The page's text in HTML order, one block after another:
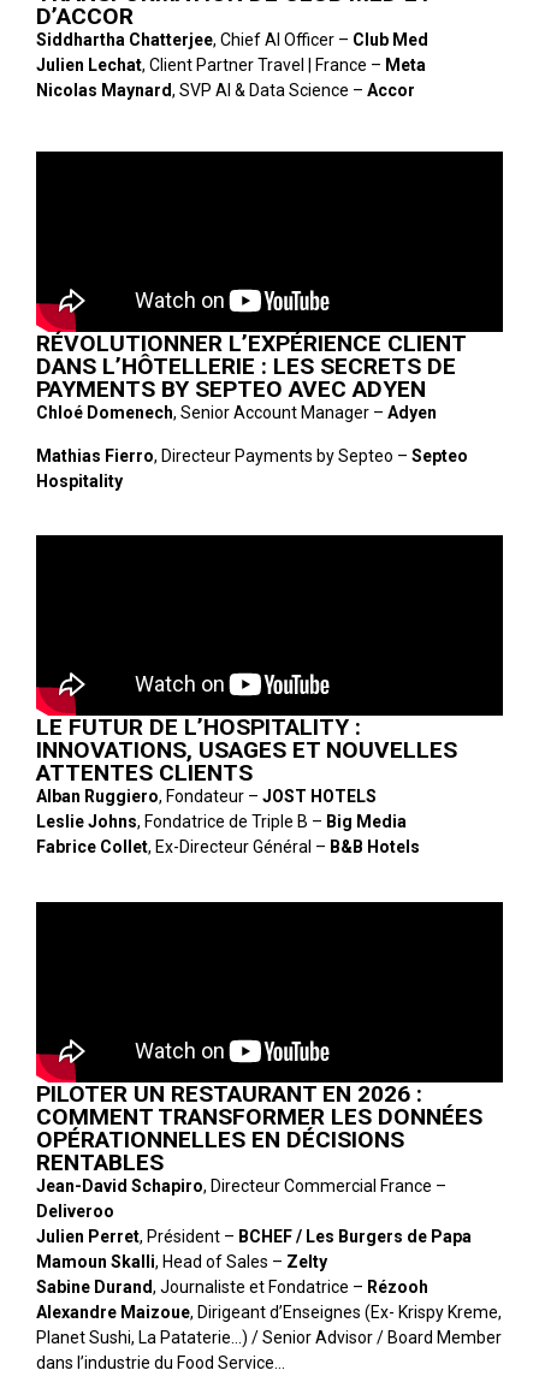
D’ACCOR
Siddhartha Chatterjee, Chief AI Officer – Club Med
Julien Lechat, Client Partner Travel | France – Meta
Nicolas Maynard, SVP AI & Data Science – Accor
RÉVOLUTIONNER L’EXPÉRIENCE CLIENT
DANS L’HÔTELLERIE : LES SECRETS DE
PAYMENTS BY SEPTEO AVEC ADYEN
Chloé Domenech, Senior Account Manager – Adyen
Mathias Fierro, Directeur Payments by Septeo – Septeo
Hospitality
LE FUTUR DE L’HOSPITALITY :
INNOVATIONS, USAGES ET NOUVELLES
ATTENTES CLIENTS
Alban Ruggiero, Fondateur – JOST HOTELS
Leslie Johns, Fondatrice de Triple B – Big Media
Fabrice Collet, Ex-Directeur Général – B&B Hotels
PILOTER UN RESTAURANT EN 2026 :
COMMENT TRANSFORMER LES DONNÉES
OPÉRATIONNELLES EN DÉCISIONS
RENTABLES
Jean-David Schapiro, Directeur Commercial France –
Deliveroo
Julien Perret, Président – BCHEF / Les Burgers de Papa
Mamoun Skalli, Head of Sales – Zelty
Sabine Durand, Journaliste et Fondatrice – Rézooh
Alexandre Maizoue, Dirigeant d’Enseignes (Ex- Krispy Kreme,
Planet Sushi, La Pataterie…) / Senior Advisor / Board Member
dans l’industrie du Food Service…